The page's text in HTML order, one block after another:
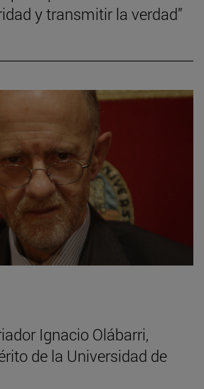
y transmitir la verdad”
Ignacio Olábarri,
de la Universidad de